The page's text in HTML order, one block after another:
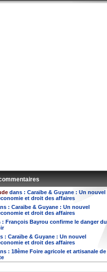
dans : Caraïbe & Guyane : Un nouvel
et droit des affaires
: Caraïbe & Guyane : Un nouvel
et droit des affaires
: François Bayrou confirme le danger du
: Caraïbe & Guyane : Un nouvel
et droit des affaires
: 18ème Foire agricole et artisanale de